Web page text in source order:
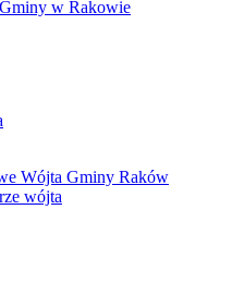
w Rakowie
Wójta Gminy Raków
wójta